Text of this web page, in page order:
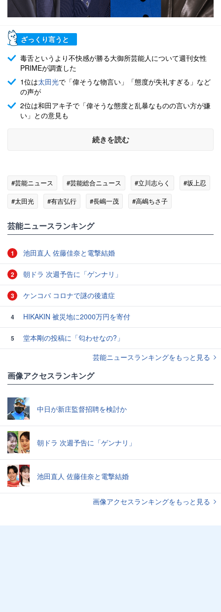
ざっくり言うと
毒舌というより不快感が勝る大御所芸能人について週刊女性
PRIMEが調査した
1位は太田光で「偉そうな物言い」「態度が失礼すぎる」など
の声が
2位は和田アキ子で「偉そうな態度と乱暴なものの言い方が嫌
い」との意見も
続きを読む
#芸能ニュース #芸能総合ニュース #立川志らく
#坂上忍
#太田光
#有吉弘行 #長嶋一茂
#高嶋ちさ子
芸能ニュースランキング
1 池田直人 佐藤佳奈と電撃結婚
2 朝ドラ 次週予告に「ゲンナリ」
3 ケンコバ コロナで謎の後遺症
4 HIKAKIN 被災地に2000万円を寄付
5
堂本剛の投稿に「匂わせなの?」
芸能ニュースランキングをもっと見る
画像アクセスランキング
中日が新庄監督招聘を検討か
朝ドラ 次週予告に「ゲンナリ」
池田直人 佐藤佳奈と電撃結婚
画像アクセスランキングをもっと見る